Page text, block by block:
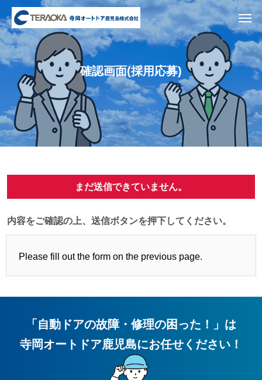
確認画面(採用応募)
まだ送信できていません。
内容をご確認の上、送信ボタンを押下してください。
Please fill out the form on the previous page.
「 自動ドアの故障・修理の困った！ 」 は
寺岡オートドア鹿児島にお任せください！